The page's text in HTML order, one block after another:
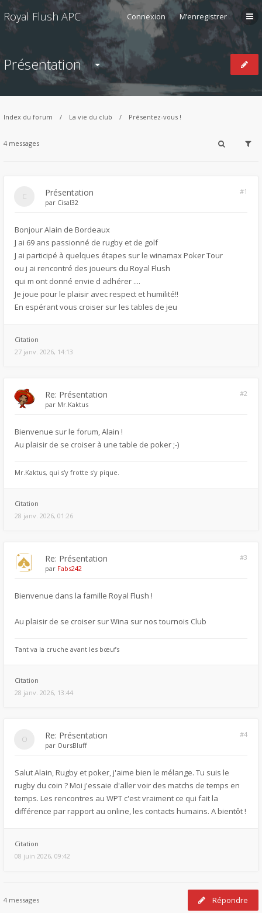
Royal Flush APC Connexion M’enregistrer
Présentation
Index du forum La vie du club Présentez-vous !
4 messages
Présentation
#1
par Cisal32
Bonjour Alain de Bordeaux
J ai 69 ans passionné de rugby et de golf
J ai participé à quelques étapes sur le winamax Poker Tour
ou j ai rencontré des joueurs du Royal Flush
qui m ont donné envie d adhérer ....
Je joue pour le plaisir avec respect et humilité!!
En espérant vous croiser sur les tables de jeu
Citation
27 janv. 2026, 14:13
Re: Présentation
#2
par Mr.Kaktus
Bienvenue sur le forum, Alain !
Au plaisir de se croiser à une table de poker ;-)
Mr.Kaktus, qui s'y frotte s'y pique.
Citation
28 janv. 2026, 01:26
Re: Présentation
#3
par Fabs242
Bienvenue dans la famille Royal Flush !
Au plaisir de se croiser sur Wina sur nos tournois Club
Tant va la cruche avant les bœufs
Citation
28 janv. 2026, 13:44
Re: Présentation
#4
par OursBluff
Salut Alain, Rugby et poker, j'aime bien le mélange. Tu suis le
rugby du coin ? Moi j'essaie d'aller voir des matchs de temps en
temps. Les rencontres au WPT c'est vraiment ce qui fait la
différence par rapport au online, les contacts humains. A bientôt !
Citation
08 juin 2026, 09:42
4 messages Répondre